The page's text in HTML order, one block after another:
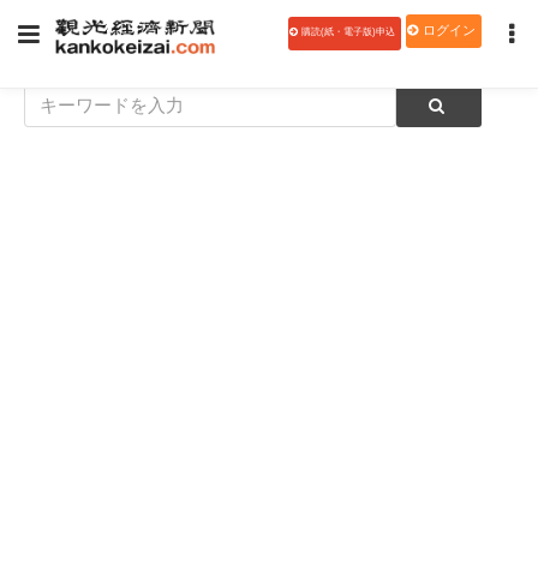
購読(紙・電子版)申込 ログイン